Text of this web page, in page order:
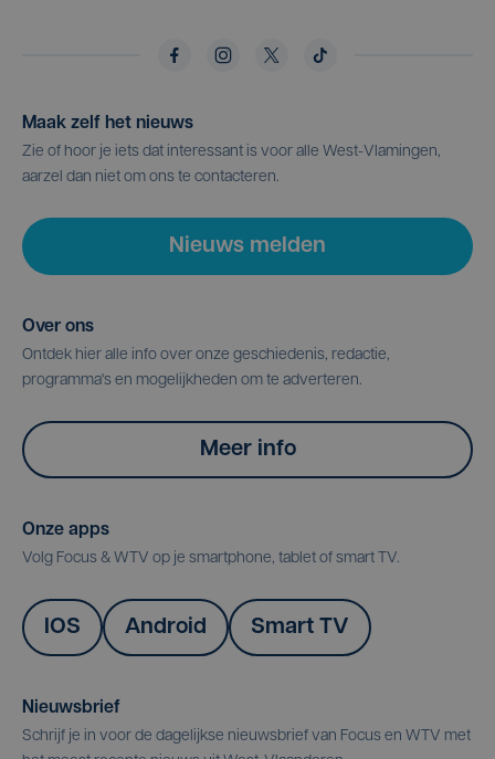
Maak zelf het nieuws
Zie of hoor je iets dat interessant is voor alle West-Vlamingen,
aarzel dan niet om ons te contacteren.
Nieuws melden
Over ons
Ontdek hier alle info over onze geschiedenis, redactie,
programma's en mogelijkheden om te adverteren.
Meer info
Onze apps
Volg Focus & WTV op je smartphone, tablet of smart TV.
IOS Android Smart TV
Nieuwsbrief
Schrijf je in voor de dagelijkse nieuwsbrief van Focus en WTV met